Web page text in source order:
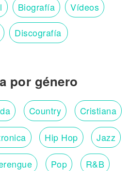
Biografía Vídeos
Discografía
por género
Country Cristiana
Hip Hop Jazz
Pop R&B